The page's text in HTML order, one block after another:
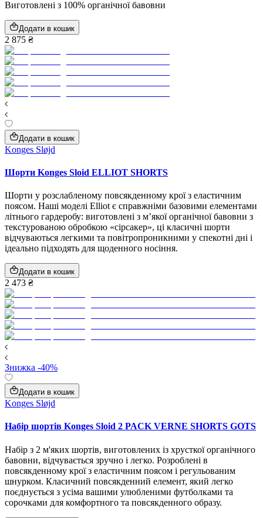
Виготовлені з 100% органічної бавовни
Додати в кошик
2 875 ₴
Додати в кошик
Konges Sløjd
Шорти Konges Sloid ELLIOT SHORTS
Шорти у розслабленому повсякденному крої з еластичним
поясом. Наші моделі Elliot є справжніми базовими елементами
літнього гардеробу: виготовлені з м’якої органічної бавовни з
текстурованою обробкою «сірсакер», ці класичні шорти
відчуваються легкими та повітропроникними у спекотні дні і
ідеально підходять для щоденного носіння.
Додати в кошик
2 473 ₴
Знижка -40%
Додати в кошик
Konges Sløjd
Набір шортів Konges Sloid 2 PACK VERNE SHORTS GOTS
Набір з 2 м'яких шортів, виготовлених із хрусткої органічного
бавовни, відчувається зручно і легко. Розроблені в
повсякденному крої з еластичним поясом і регульованим
шнурком. Класичний повсякденний елемент, який легко
поєднується з усіма вашими улюбленими футболками та
сорочками для комфортного та повсякденного образу.